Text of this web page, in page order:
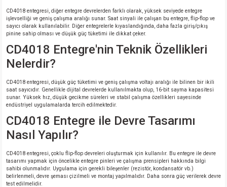
CD4018 entegresi, diğer entegre devrelerden farklı olarak, yüksek seviyede entegre
işlevselliği ve geniş çalışma aralığı sunar. Saat sinyali ile çalışan bu entegre, flip-flop ve
sayıcı olarak kullanılabilir. Diğer entegrelerle kıyaslandığında, daha fazla giriş/çıkış
pinine sahip olması ve düşük güç tüketimi ile dikkat çeker.
CD4018 Entegre'nin Teknik Özellikleri
Nelerdir?
CD4018 entegresi, düşük güç tüketimi ve geniş çalışma voltajı aralığı ile bilinen bir ikili
saat sayıcıdır. Genellikle dijital devrelerde kullanılmakta olup, 16-bit sayma kapasitesi
sunar. Yüksek hız, düşük gecikme süreleri ve stabil çalışma özellikleri sayesinde
endüstriyel uygulamalarda tercih edilmektedir.
CD4018 Entegre ile Devre Tasarımı
Nasıl Yapılır?
CD4018 entegresi, çoklu flip-flop devreleri oluşturmak için kullanılır. Bu entegre ile devre
tasarımı yapmak için öncelikle entegre pinleri ve çalışma prensipleri hakkında bilgi
sahibi olunmalıdır. Uygulama için gerekli bileşenler (rezistör, kondansatör vb.)
belirlenmeli, devre şeması çizilmeli ve montaj yapılmalıdır. Daha sonra güç verilerek devre
test edilmelidir.